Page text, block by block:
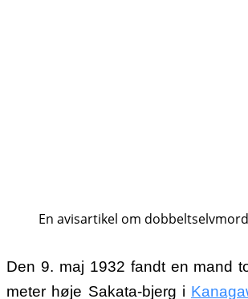
En avisartikel om
Den 9. maj 1932 fandt en mand
meter høje Sakata-bjerg i